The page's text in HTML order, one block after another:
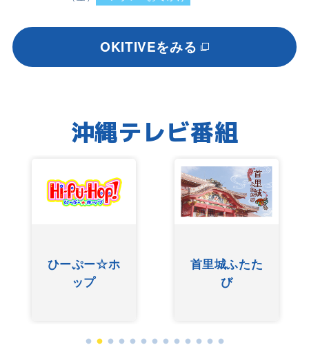
OKITIVEをみる
沖縄テレビ番組
ひーぷー☆ホ
ップ
首里城ふたた
び